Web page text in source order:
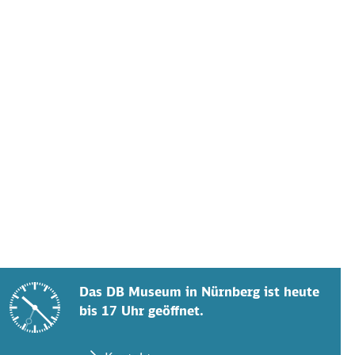
Das DB Museum in Nürnberg ist heute
bis 17 Uhr geöffnet.